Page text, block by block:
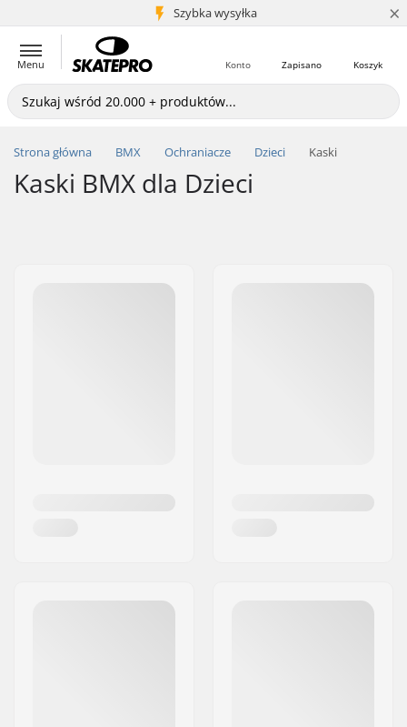
Szybka wysyłka
5+ mln klientów ×
Menu Koszyk
Zapisano
Konto
Strona główna BMX Ochraniacze Dzieci Kaski
Kaski BMX dla Dzieci